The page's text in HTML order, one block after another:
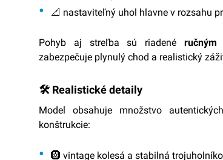
📐 nastaviteľný uhol hlavne v rozsahu
Pohyb aj streľba sú riadené ručným
zabezpečuje plynulý chod a realistický
🛠️ Realistické detaily
Model obsahuje množstvo
konštrukcie:
🛞 vintage kolesá a stabilná